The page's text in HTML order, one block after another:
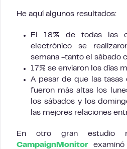
He aquí algunos resultados:
El 18% de todas las
electrónico se
semana -tanto el sábado
17% se enviaron los días
A pesar de que las
fueron más altas los
los sábados y los
las mejores relaciones
En otro gran estudio
CampaignMonitor